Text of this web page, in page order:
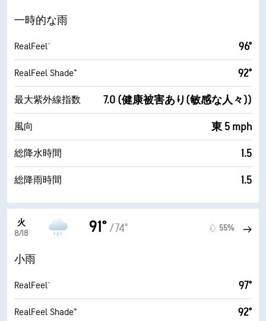
一時的な雨
RealFeel® 96°
RealFeel Shade™ 92°
最大紫外線指数 7.0 (健康被害あり(敏感な人々))
風向 東 5 mph
総降水時間 1.5
総降雨時間 1.5
火
8/18
91° /74° 55%
小雨
RealFeel® 97°
RealFeel Shade™ 92°